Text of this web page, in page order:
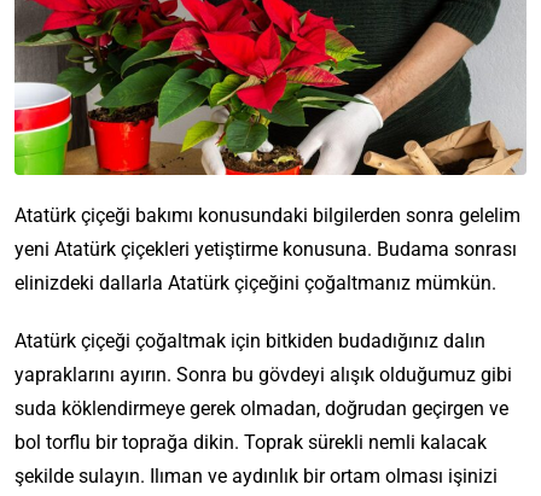
Atatürk çiçeği bakımı konusundaki bilgilerden sonra gelelim
yeni Atatürk çiçekleri yetiştirme konusuna. Budama sonrası
elinizdeki dallarla Atatürk çiçeğini çoğaltmanız mümkün.
Atatürk çiçeği çoğaltmak için bitkiden budadığınız dalın
yapraklarını ayırın. Sonra bu gövdeyi alışık olduğumuz gibi
suda köklendirmeye gerek olmadan, doğrudan geçirgen ve
bol torflu bir toprağa dikin. Toprak sürekli nemli kalacak
şekilde sulayın. Ilıman ve aydınlık bir ortam olması işinizi